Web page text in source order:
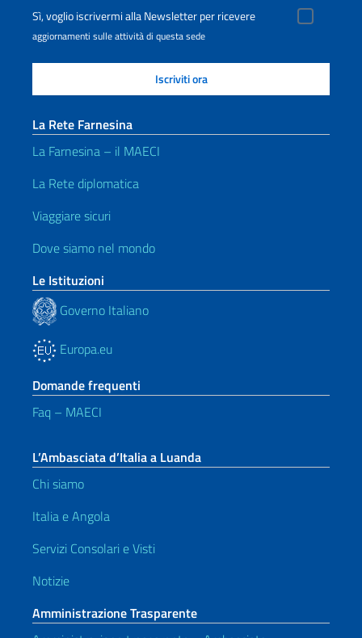
Sì, voglio iscrivermi alla Newsletter per ricevere
aggiornamenti sulle attività di questa sede
La Rete Farnesina
La Farnesina – il MAECI
La Rete diplomatica
Viaggiare sicuri
Dove siamo nel mondo
Le Istituzioni
Governo Italiano
Europa.eu
Domande frequenti
Faq – MAECI
L’Ambasciata d’Italia a Luanda
Chi siamo
Italia e Angola
Servizi Consolari e Visti
Notizie
Amministrazione Trasparente